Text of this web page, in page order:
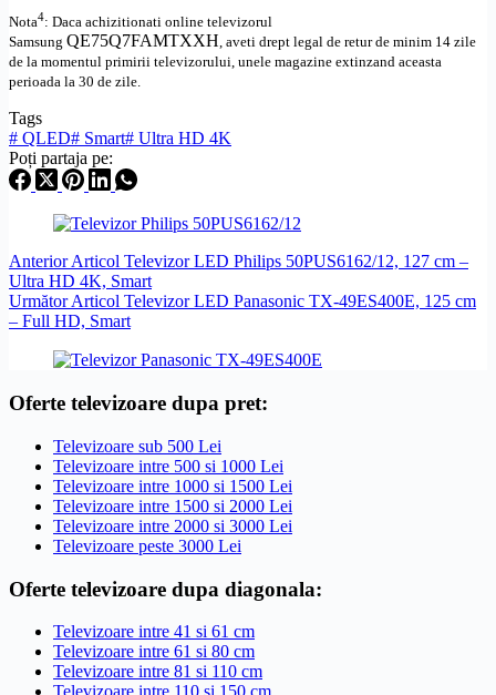
Nota4: Daca achizitionati online televizorul
Samsung QE75Q7FAMTXXH, aveti drept legal de retur de minim 14 zile
de la momentul primirii televizorului, unele magazine extinzand aceasta
perioada la 30 de zile.
Tags
# QLED# Smart# Ultra HD 4K
Poți partaja pe:
AnteriorArticol Televizor LED Philips 50PUS6162/12, 127 cm –
Ultra HD 4K, Smart
UrmătorArticol Televizor LED Panasonic TX-49ES400E, 125 cm
– Full HD, Smart
Oferte televizoare dupa pret:
Televizoare sub 500 Lei
Televizoare intre 500 si 1000 Lei
Televizoare intre 1000 si 1500 Lei
Televizoare intre 1500 si 2000 Lei
Televizoare intre 2000 si 3000 Lei
Televizoare peste 3000 Lei
Oferte televizoare dupa diagonala:
Televizoare intre 41 si 61 cm
Televizoare intre 61 si 80 cm
Televizoare intre 81 si 110 cm